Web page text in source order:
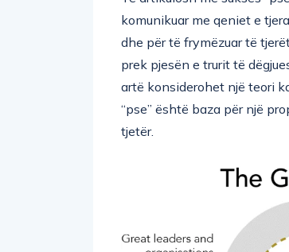
Të artikulosh me sukses
komunikuar me qeniet e
dhe për të frymëzuar të
prek pjesën e trurit të
artë konsiderohet një teori
“pse” është baza për një
tjetër.